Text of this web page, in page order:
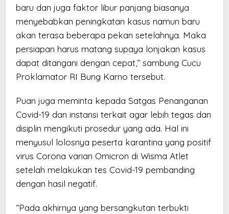
baru dan juga faktor libur panjang biasanya
menyebabkan peningkatan kasus namun baru
akan terasa beberapa pekan setelahnya. Maka
persiapan harus matang supaya lonjakan kasus
dapat ditangani dengan cepat,” sambung Cucu
Proklamator RI Bung Karno tersebut.
Puan juga meminta kepada Satgas Penanganan
Covid-19 dan instansi terkait agar lebih tegas dan
disiplin mengikuti prosedur yang ada. Hal ini
menyusul lolosnya peserta karantina yang positif
virus Corona varian Omicron di Wisma Atlet
setelah melakukan tes Covid-19 pembanding
dengan hasil negatif.
“Pada akhirnya yang bersangkutan terbukti